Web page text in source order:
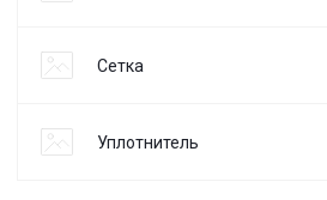
Сетка
Уплотнитель